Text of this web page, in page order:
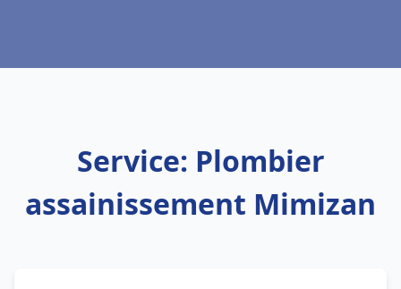
Service: Plombier
assainissement Mimizan